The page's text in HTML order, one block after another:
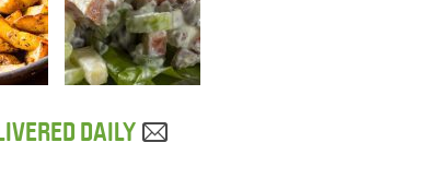
DAILY